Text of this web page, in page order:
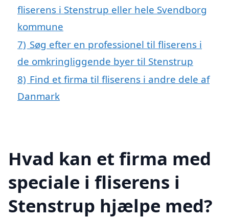
fliserens i Stenstrup eller hele Svendborg
kommune
7) Søg efter en professionel til fliserens i
de omkringliggende byer til Stenstrup
8) Find et firma til fliserens i andre dele af
Danmark
Hvad kan et firma med
speciale i fliserens i
Stenstrup hjælpe med?